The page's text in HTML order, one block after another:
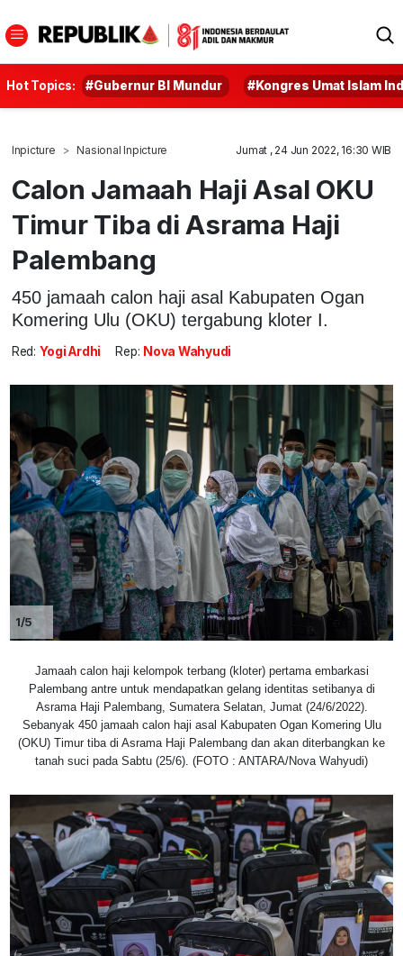
Hot Topics: #Gubernur BI Mundur #Kongres Umat Islam
Inpicture Nasional Inpicture Jumat , 24 Jun 2022, 16:30 WIB
Calon Jamaah Haji Asal OKU
Timur Tiba di Asrama Haji
Palembang
450 jamaah calon haji asal Kabupaten Ogan
Komering Ulu (OKU) tergabung kloter I.
Red: Yogi Ardhi Rep: Nova Wahyudi
1/5
Jamaah calon haji kelompok terbang (kloter) pertama embarkasi
Palembang antre untuk mendapatkan gelang identitas setibanya di
Asrama Haji Palembang, Sumatera Selatan, Jumat (24/6/2022).
Sebanyak 450 jamaah calon haji asal Kabupaten Ogan Komering Ulu
(OKU) Timur tiba di Asrama Haji Palembang dan akan diterbangkan ke
tanah suci pada Sabtu (25/6). (FOTO : ANTARA/Nova Wahyudi)